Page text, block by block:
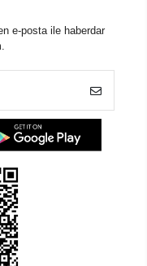
e-posta ile haberdar